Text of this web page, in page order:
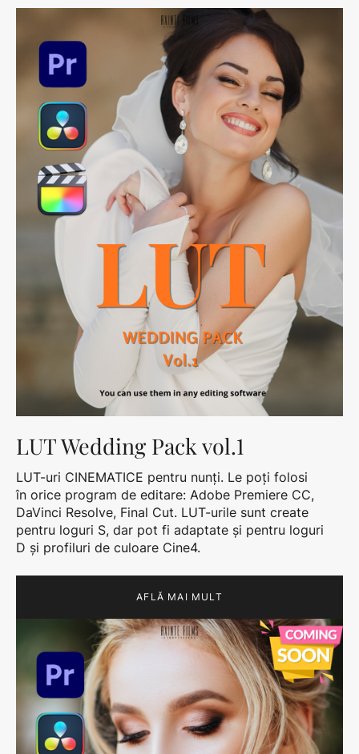
LUT Wedding Pack vol.1
LUT-uri CINEMATICE pentru nunți. Le poți folosi
în orice program de editare: Adobe Premiere CC,
DaVinci Resolve, Final Cut. LUT-urile sunt create
pentru loguri S, dar pot fi adaptate și pentru loguri
D și profiluri de culoare Cine4.
AFLĂ MAI MULT